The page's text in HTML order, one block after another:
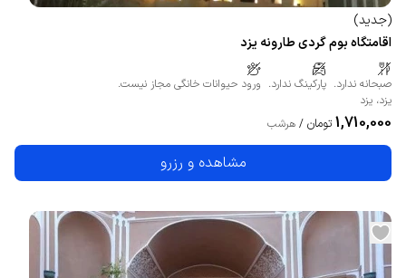
(جدید)
اقامتگاه بوم گردی طارونه یزد
صبحانه ندارد. پارکینگ ندارد. ورود حیوانات خانگی مجاز نیست.
یزد، یزد
1,710,000 تومان / هرشب
مشاهده و رزرو